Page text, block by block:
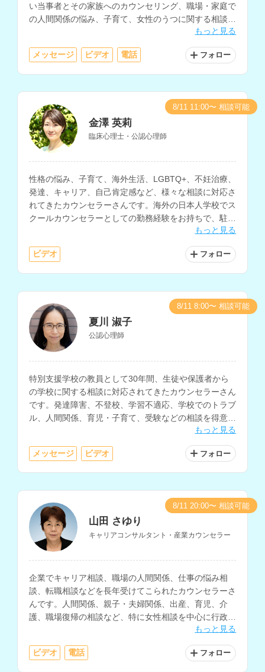
い当事者とその家族へのカウンセリング、職場・家庭で
の人間関係の悩み、子育て、女性のうつに関する相談を
もっと見る
メッセージ ビデオ 電話 フォロー
金澤 英莉
臨床心理士・公認心理師
性格の悩み、子育て、海外生活、LGBTQ+、不妊治療、
発達、キャリア、自己肯定感など、様々な相談に対応さ
れてきたカウンセラーさんです。海外の日本人学校でス
クールカウンセラーとしての勤務経験をお持ちで、駐在
帯同や帰国後の生活の悩みの相談などにも対応されてい
もっと見る
ビデオ フォロー
8/11 11:00〜 相談可能
夏川 淑子
公認心理師
特別支援学校の教員として30年間、生徒や保護者から
の学校に関する相談に対応されてきたカウンセラーさん
です。発達障害、不登校、学習不適応、学校でのトラブ
ル、人間関係、育児・子育て、受験などの相談を得意と
もっと見る
メッセージ ビデオ フォロー
8/11 8:00〜 相談可能
山田 さゆり
キャリアコンサルタント・産業カウンセラー
企業でキャリア相談、職場の人間関係、仕事の悩み相
談、転職相談などを長年受けてこられたカウンセラーさ
んです。人間関係、親子・夫婦関係、出産、育児、介
護、職場復帰の相談など、特に女性相談を中心に行政機
関で年間700件ほどの相談に対応されています。もっと見る
ビデオ 電話 フォロー
8/11 20:00〜 相談可能